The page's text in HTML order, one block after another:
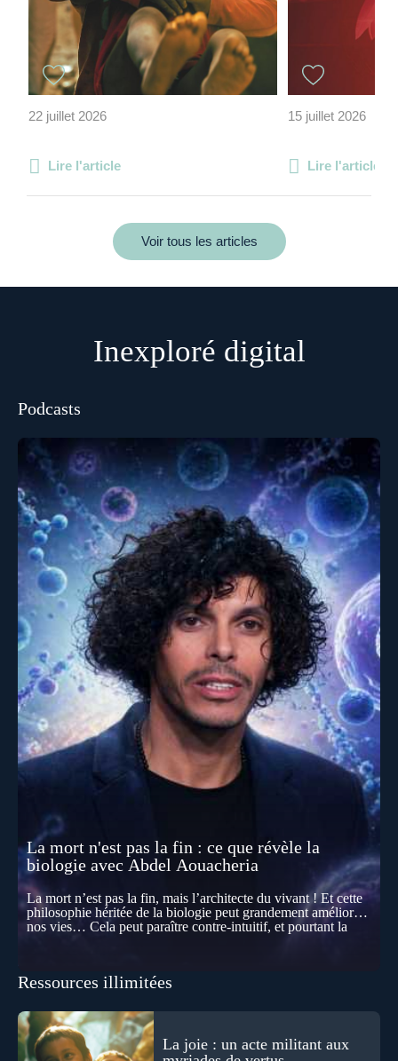
22 juillet 2026
Lire l'article
15 juillet 2026
Lire l'article
Voir tous les articles
Inexploré digital
Podcasts
La mort n'est pas la fin : ce que révèle la
biologie avec Abdel Aouacheria
La mort n’est pas la fin, mais l’architecte du vivant ! Et cette
philosophie héritée de la biologie peut grandement améliorer
nos vies… Cela peut paraître contre-intuitif, et pourtant la
se construisent grâce à des milliers de morts cellulaires
effacements nécessaires façonnent la vie elle-même. À toutes
les échelles, la mort apparaît moins comme une rupture que
comme une logique active du vivant. Alors, la biologie peut-
elle transformer notre manière de penser la mort ? Existe-t-il
Ressources illimitées
La joie : un acte militant aux